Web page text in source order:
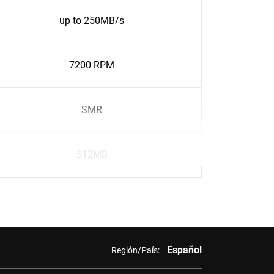
up to 250MB/s
7200 RPM
SMR
512MB
Región/País: Español